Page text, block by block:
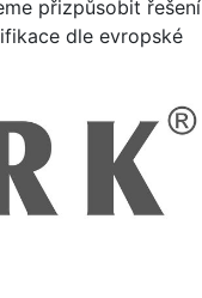
přizpůsobit řešení
dle evropské